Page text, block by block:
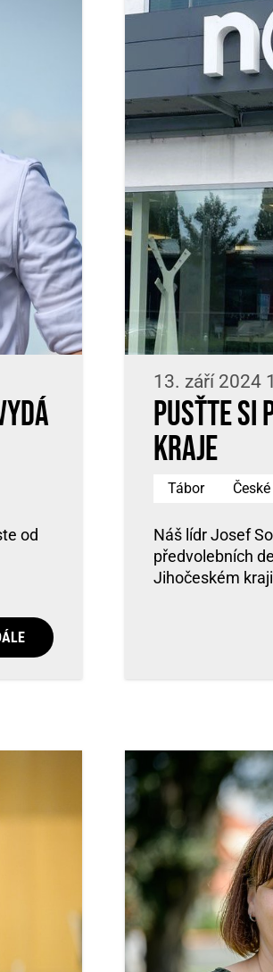
od
13. září 2024
Pusťte si
kraje
Tábor
Náš lídr Josef
předvolebních
Jihočeském